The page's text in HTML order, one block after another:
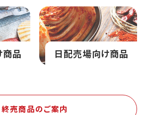
品 日配売場向け商品
終売商品のご案内